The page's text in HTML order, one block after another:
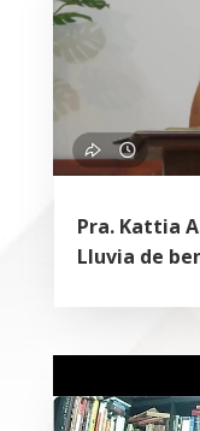
Pra. Kattia
Lluvia de